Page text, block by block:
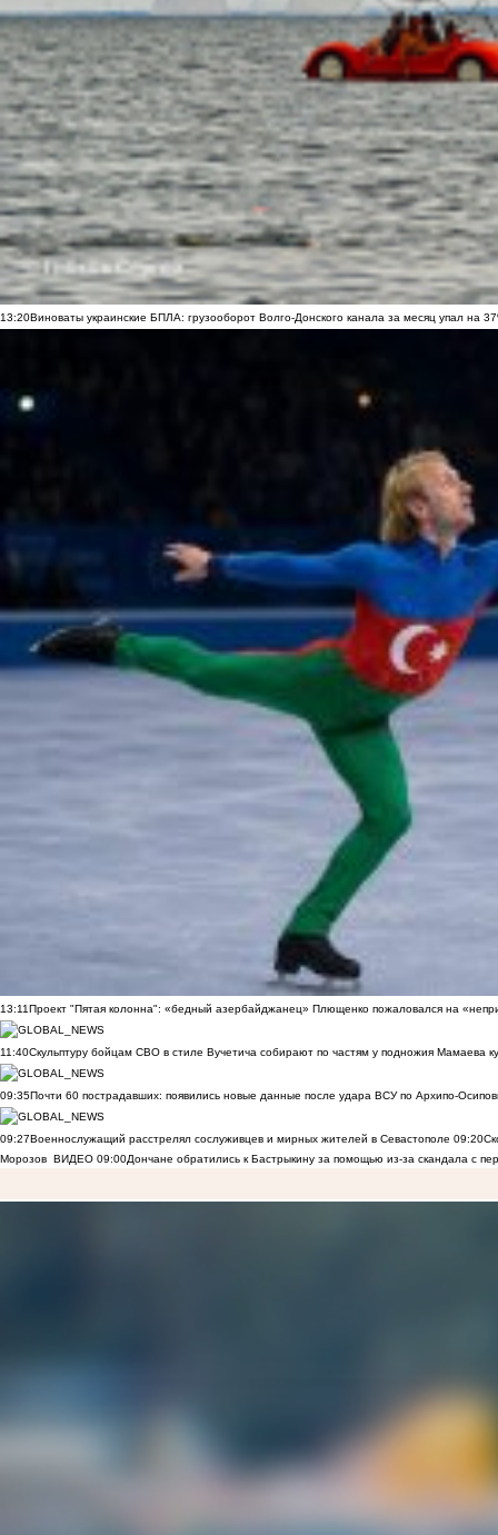
13:20Виноваты украинские БПЛА: грузооборот Волго-Донского канала за месяц упал на
13:11Проект "Пятая колонна": «бедный азербайджанец» Плющенко пожаловался на
11:40Скульптуру бойцам СВО в стиле Вучетича собирают по частям у подножия Мамаева
09:35Почти 60 пострадавших: появились новые данные после удара ВСУ по Архипо-
09:27Военнослужащий расстрелял сослуживцев и мирных жителей в Севастополе 09:20
Морозов ВИДЕО 09:00Дончане обратились к Бастрыкину за помощью из-за скандала с